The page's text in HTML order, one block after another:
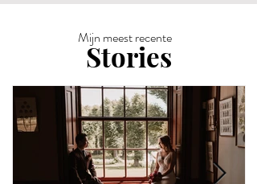
Stories
Mijn meest recente